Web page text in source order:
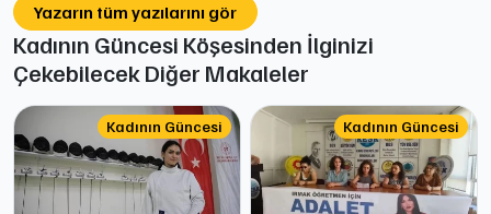
Yazarın tüm yazılarını gör
Kadının Güncesi Köşesinden İlginizi
Çekebilecek Diğer Makaleler
Kadının Güncesi Kadının Güncesi